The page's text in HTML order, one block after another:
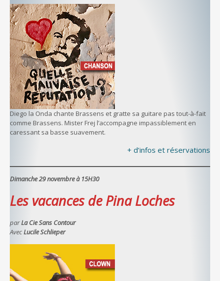
Diego la Onda chante Brassens et gratte sa guitare pas tout-à-fait
comme Brassens. Mister Frej l’accompagne impassiblement en
caressant sa basse suavement.
+ d’infos et réservations
Dimanche 29 novembre à 15H30
Les vacances de Pina Loches
parLa Cie Sans Contour
AvecLucile Schlieper